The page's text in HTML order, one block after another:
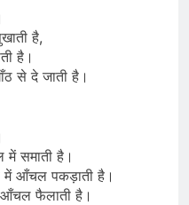
है,
है।
से दे जाती है।
समाती है।
में आँचल पकड़ाती है।
आँचल फैलाती है।